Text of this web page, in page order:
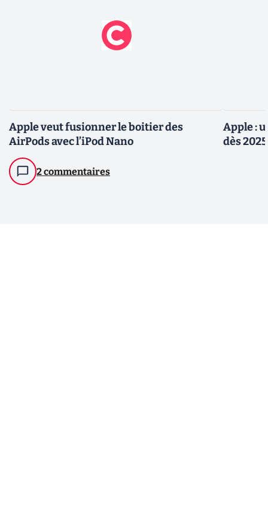
Apple veut fusionner le boitier des
AirPods avec l’iPod Nano
2 commentaires
Apple :
dès 2025